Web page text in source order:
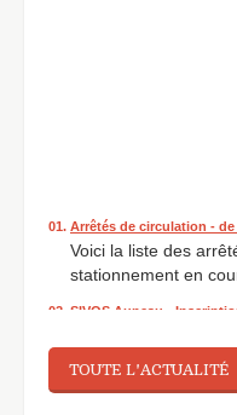
01. Arrêtés de circulation -
Voici la liste des
stationnement en
02. SIVOS Auneau -
03.Cartes d'identité
TOUTE L'ACTUALITÉ